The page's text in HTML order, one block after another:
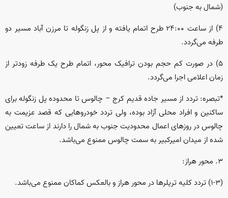
(شمال به جنوب)
۴) از ساعت ۲۴:۰۰ طرح اتمام یافته و از پل زنگوله تا مرزن آباد مسیر دو
طرفه می‌گردد.
۵) در صورت کم حجم بودن ترافیک محور، اتمام طرح یک طرفه زودتر از
زمان اعلامی اجرا می‌گردد.
*تبصره: تردد از مسیر جاده قدیم کرج – چالوس تا محدوده پل زنگوله برای
ساکنین و افراد محلی آزاد بوده، ولی تردد خودرو‌هایی که قصد عزیمت به
چالوس در روز‌های اعمال محدودیت جنوب به شمال را دارند از ساعت تعیین
شده از میدان امیرکبیر به سمت چالوس ممنوع می‌باشد.
۳. محور هراز:
(۱-۳) تردد کلیه تریلر‌ها در محور هراز و بالعکس کماکان ممنوع می‌باشد.